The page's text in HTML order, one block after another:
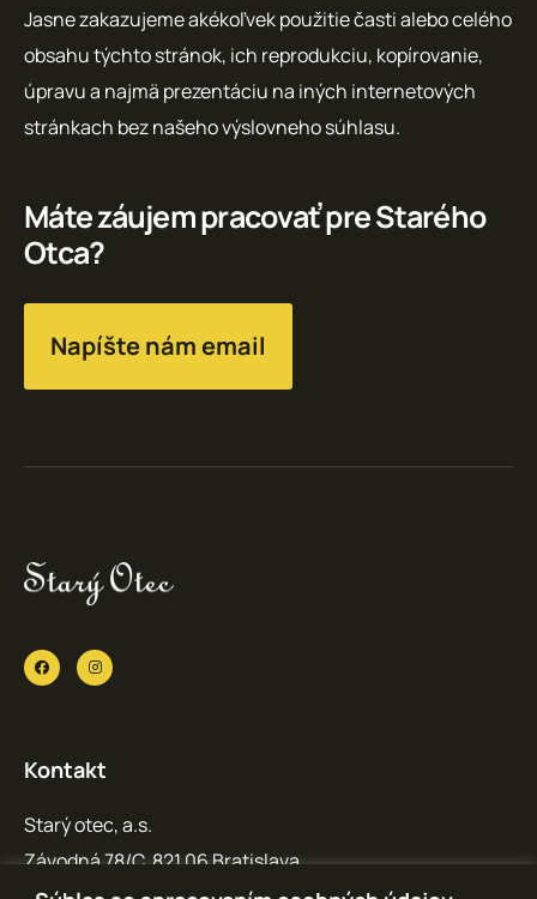
Jasne zakazujeme akékoľvek použitie časti alebo celého
obsahu týchto stránok, ich reprodukciu, kopírovanie,
úpravu a najmä prezentáciu na iných internetových
stránkach bez našeho výslovneho súhlasu.
Máte záujem pracovať pre Starého
Otca?
Napíšte nám email
Kontakt
Starý otec, a.s.
Závodná 78/C, 821 06 Bratislava